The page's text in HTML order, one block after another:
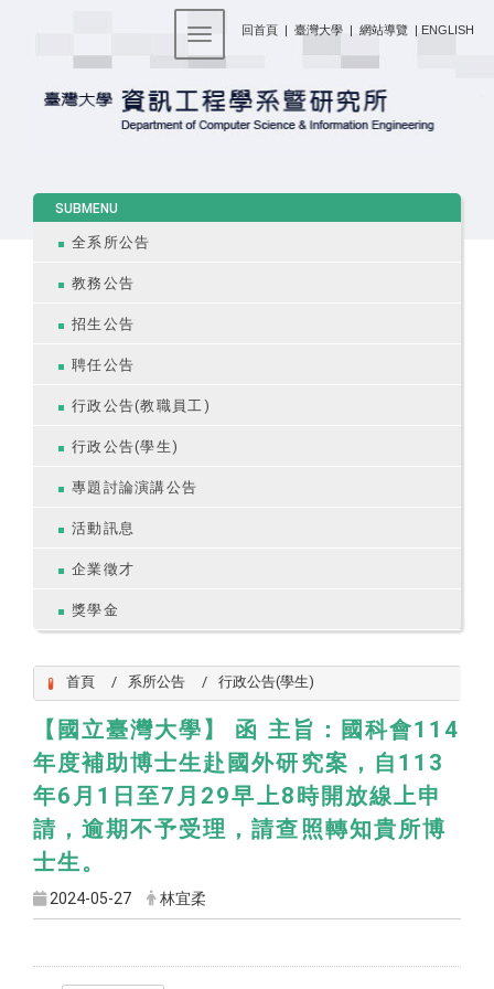
回首頁 | 臺灣大學 | 網站導覽 | ENGLISH
Toggle navigation
SUBMENU
全系所公告
教務公告
招生公告
聘任公告
行政公告(教職員工)
行政公告(學生)
專題討論演講公告
活動訊息
企業徵才
獎學金
首頁 系所公告 行政公告(學生)
【國立臺灣大學】 函 主旨：國科會114
年度補助博士生赴國外研究案，自113
年6月1日至7月29早上8時開放線上申
請，逾期不予受理，請查照轉知貴所博
士生。
2024-05-27 林宜柔